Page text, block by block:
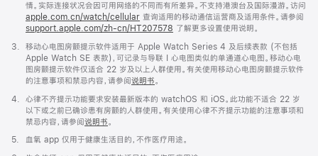
情。实际连接状况会因可用网络的不同而有所差异。不支持港澳台及国际漫游。访问
apple.com.cn/watch/cellular 查询适用的移动通信运营商及适用条件。请参阅
support.apple.com/zh-cn/HT207578 (在
窗
口
中
开)
了解更多设置使用说明。
脚
3.
移动心电图房颤提示软件适用于 Apple Watch Series 4 及后续表款 (不包括
Apple Watch SE 表款)，可记录与导联 I 心电图类似的单通道心电图。移动心电
图房颤提示软件仅适合 22 岁及以上人群使用。有关使用移动心电图房颤提示软件
的注意事项和禁忌内容，请参阅说明书。
脚
4.
心律不齐提示功能要求安装最新版本的 watchOS 和 iOS。此功能不适合 22 岁
以下或之前已确诊患有房颤的人群使用。有关使用心律不齐提示功能的注意事项和
禁忌内容，请参阅说明书。
脚
5. 血氧 app 仅用于健康生活目的，不作医疗用途。